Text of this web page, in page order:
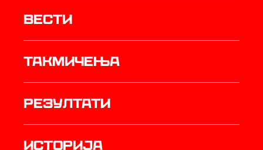
Вести
Такмичења
резултати
историја